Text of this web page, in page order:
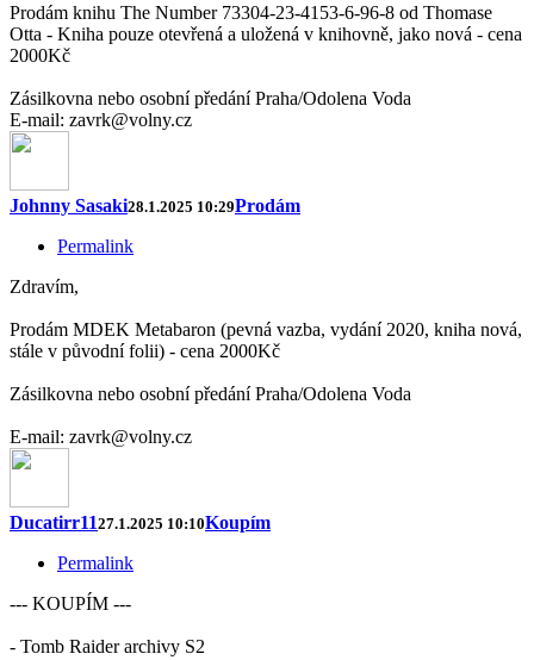
Prodám knihu The Number 73304-23-4153-6-96-8 od Thomase
Otta - Kniha pouze otevřená a uložená v knihovně, jako nová - cena
2000Kč
Zásilkovna nebo osobní předání Praha/Odolena Voda
E-mail: zavrk@volny.cz
Johnny Sasaki28.1.2025 10:29Prodám
Permalink
Zdravím,
Prodám MDEK Metabaron (pevná vazba, vydání 2020, kniha nová,
stále v původní folii) - cena 2000Kč
Zásilkovna nebo osobní předání Praha/Odolena Voda
E-mail: zavrk@volny.cz
Ducatirr1127.1.2025 10:10Koupím
Permalink
--- KOUPÍM ---
- Tomb Raider archivy S2